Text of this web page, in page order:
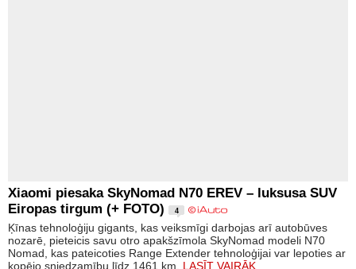
Xiaomi piesaka SkyNomad N70 EREV – luksusa SUV
Eiropas tirgum (+ FOTO)
4
Ķīnas tehnoloģiju gigants, kas veiksmīgi darbojas arī autobūves
nozarē, pieteicis savu otro apakšzīmola SkyNomad modeli N70
Nomad, kas pateicoties Range Extender tehnoloģijai var lepoties ar
kopējo sniedzamību līdz 1461 km. LASĪT VAIRĀK